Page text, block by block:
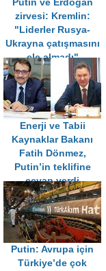
Putin ve Erdoğan
zirvesi: Kremlin:
"Liderler Rusya-
Ukrayna çatışmasını
ele almadı"
Enerji ve Tabii
Kaynaklar Bakanı
Fatih Dönmez,
Putin’in teklifine
cevap verdi
Putin: Avrupa için
Türkiye’de çok